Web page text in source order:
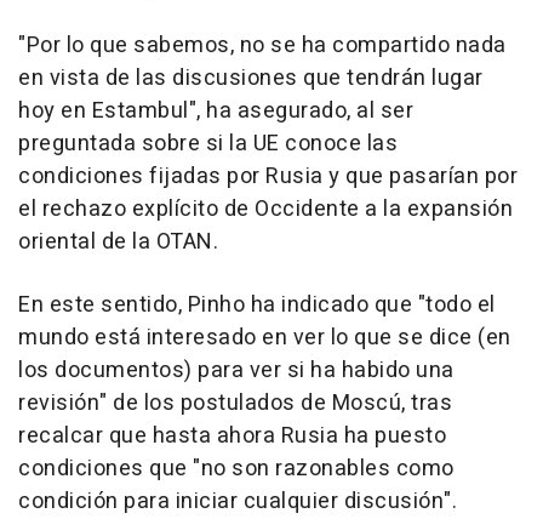
"Por lo que sabemos, no se ha compartido nada
en vista de las discusiones que tendrán lugar
hoy en Estambul", ha asegurado, al ser
preguntada sobre si la UE conoce las
condiciones fijadas por Rusia y que pasarían por
el rechazo explícito de Occidente a la expansión
oriental de la OTAN.
En este sentido, Pinho ha indicado que "todo el
mundo está interesado en ver lo que se dice (en
los documentos) para ver si ha habido una
revisión" de los postulados de Moscú, tras
recalcar que hasta ahora Rusia ha puesto
condiciones que "no son razonables como
condición para iniciar cualquier discusión".